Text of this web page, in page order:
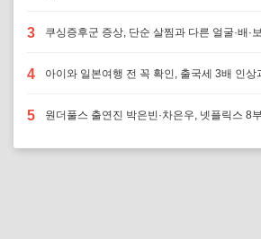
3 쿠싱증후군 증상, 단순 살찜과 다른 얼굴·배·
4 아이와 일본여행 전 꼭 확인, 출국세 3배 인상
5 원더풀스 출연진 박은빈·차은우, 넷플릭스 8